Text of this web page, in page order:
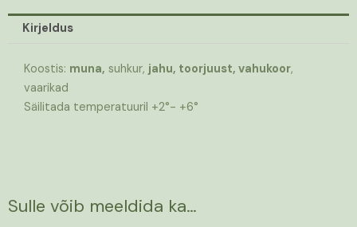
Kirjeldus
Koostis: muna, suhkur, jahu, toorjuust, vahukoor,
vaarikad
Säilitada temperatuuril +2°- +6°
Sulle võib meeldida ka…